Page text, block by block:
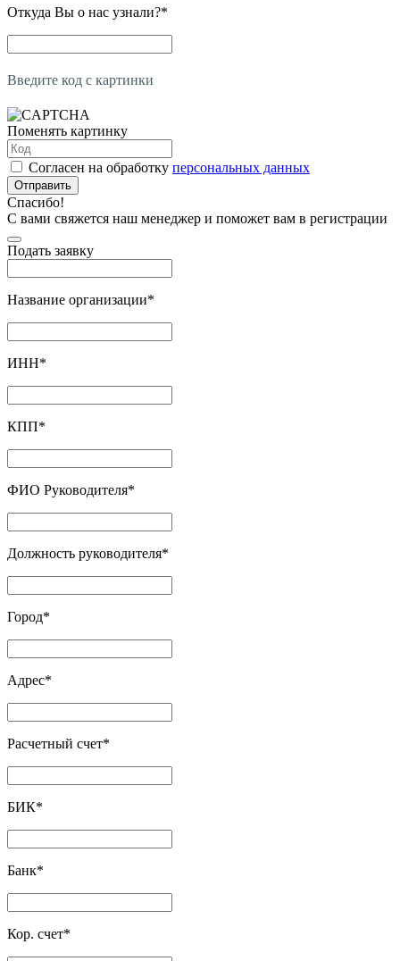
Откуда Вы о нас узнали?*
Введите код с картинки
Поменять картинку
Согласен на обработку персональных данных
Отправить
Спасибо!
С вами свяжется наш менеджер и поможет вам в регистрации
Подать заявку
Название организации*
ИНН*
КПП*
ФИО Руководителя*
Должность руководителя*
Город*
Адрес*
Расчетный счет*
БИК*
Банк*
Кор. счет*